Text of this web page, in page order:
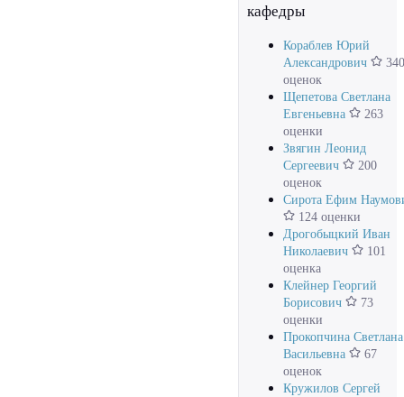
кафедры
Кораблев Юрий
Александрович
340
оценок
Щепетова Светлана
Евгеньевна
263
оценки
Звягин Леонид
Сергеевич
200
оценок
Сирота Ефим
124 оценки
Дрогобыцкий Иван
Николаевич
101
оценка
Клейнер Георгий
Борисович
73
оценки
Прокопчина Светлана
Васильевна
67
оценок
Кружилов Сергей